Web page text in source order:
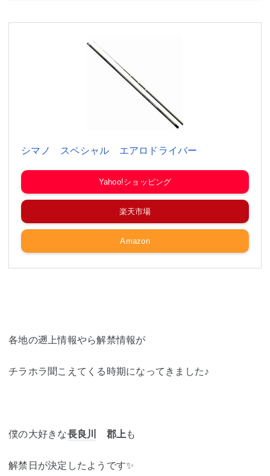
シマノ スペシャル エアロドライバー
Yahoo!ショッピング
楽天市場
Amazon
各地の遡上情報やら解禁情報が
チラホラ聞こえてくる時期になってきました♪
僕の大好きな長良川 郡上 も
解禁日が決定したようです✨